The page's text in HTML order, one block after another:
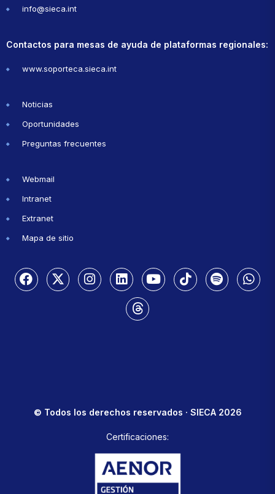
info@sieca.int
Contactos para mesas de ayuda de plataformas regionales:
www.soporteca.sieca.int
Noticias
Oportunidades
Preguntas frecuentes
Webmail
Intranet
Extranet
Mapa de sitio
© Todos los derechos reservados · SIECA 2026
Certificaciones: